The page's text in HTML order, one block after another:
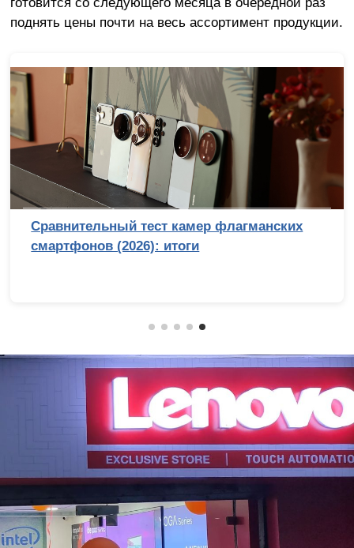
поднять цены почти на весь ассортимент продукции.
Сравнительный тест камер флагманских
смартфонов (2026): итоги